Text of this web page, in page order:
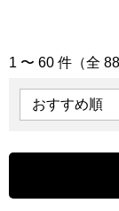
「カタログギフ
1 〜 60 件（全 88
表示順